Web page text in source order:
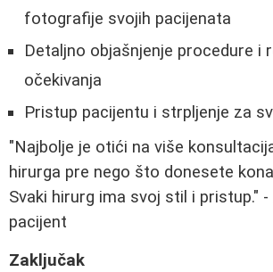
fotografije svojih pacijenata
Detaljno objašnjenje procedure i
očekivanja
Pristup pacijentu i strpljenje za
"Najbolje je otići na više
hirurga pre nego što donesete
Svaki hirurg ima svoj stil i pristup." -
pacijent
Zaključak